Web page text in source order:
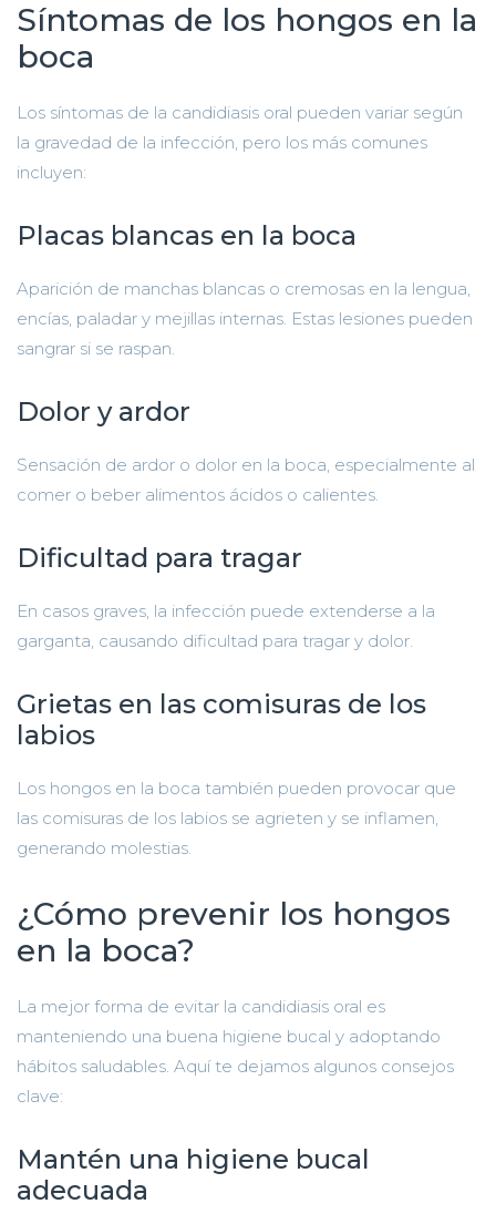
Síntomas de los hongos en la
boca
Los síntomas de la candidiasis oral pueden variar según
la gravedad de la infección, pero los más comunes
incluyen:
Placas blancas en la boca
Aparición de manchas blancas o cremosas en la lengua,
encías, paladar y mejillas internas. Estas lesiones pueden
sangrar si se raspan.
Dolor y ardor
Sensación de ardor o dolor en la boca, especialmente al
comer o beber alimentos ácidos o calientes.
Dificultad para tragar
En casos graves, la infección puede extenderse a la
garganta, causando dificultad para tragar y dolor.
Grietas en las comisuras de los
labios
Los hongos en la boca también pueden provocar que
las comisuras de los labios se agrieten y se inflamen,
generando molestias.
¿Cómo prevenir los hongos
en la boca?
La mejor forma de evitar la candidiasis oral es
manteniendo una buena higiene bucal y adoptando
hábitos saludables. Aquí te dejamos algunos consejos
clave:
Mantén una higiene bucal
adecuada